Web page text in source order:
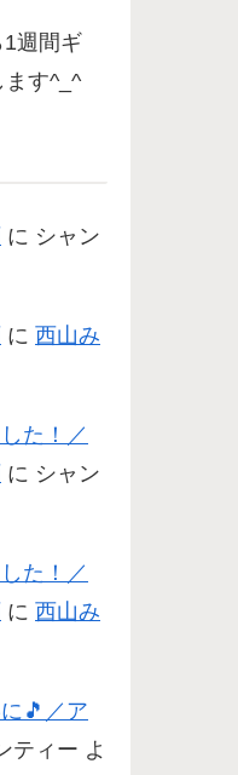
週間ギ
ます^_^
に シャン
に 西山み
た！／
に シャン
た！／
に 西山み
🎵／ア
ティー よ